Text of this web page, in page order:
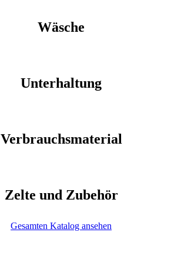
Wäsche
Unterhaltung
Verbrauchsmaterial
Zelte und Zubehör
Gesamten Katalog ansehen